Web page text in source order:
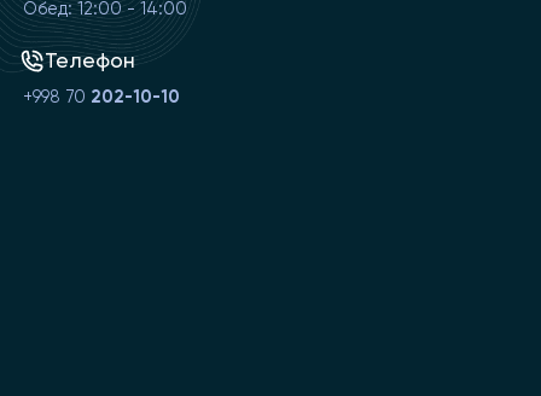
Обед: 12:00 - 14:00
Телефон
+998 70 202-10-10